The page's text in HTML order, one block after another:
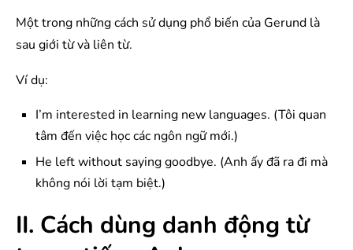
Một trong những cách sử dụng phổ biến của Gerund là
sau giới từ và liên từ.
Ví dụ:
I’m interested in learning new languages. (Tôi quan
tâm đến việc học các ngôn ngữ mới.)
He left without saying goodbye. (Anh ấy đã ra đi mà
không nói lời tạm biệt.)
II. Cách dùng danh động từ